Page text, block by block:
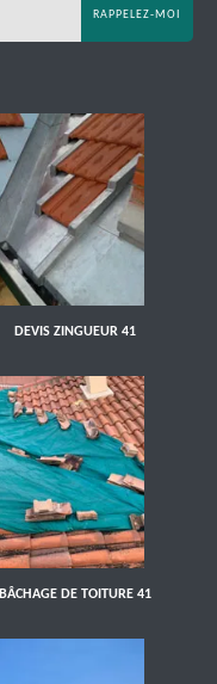
DEVIS ZINGUEUR 41
BÂCHAGE DE TOITURE 41